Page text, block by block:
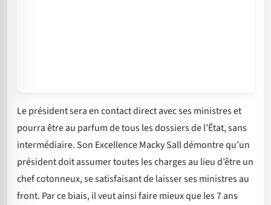
Le président sera en contact direct avec ses ministres et
pourra être au parfum de tous les dossiers de l’État, sans
intermédiaire. Son Excellence Macky Sall démontre qu’un
président doit assumer toutes les charges au lieu d’être un
chef cotonneux, se satisfaisant de laisser ses ministres au
front. Par ce biais, il veut ainsi faire mieux que les 7 ans